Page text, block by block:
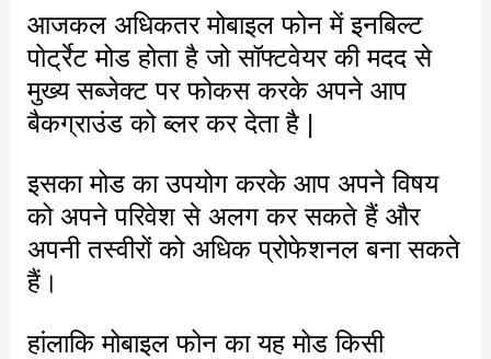
आजकल अधिकतर मोबाइल फोन में इनबिल्ट
पोर्ट्रेट मोड होता है जो सॉफ्टवेयर की मदद से
मुख्य सब्जेक्ट पर फोकस करके अपने आप
बैकग्राउंड को ब्लर कर देता है |
इसका मोड का उपयोग करके आप अपने विषय
को अपने परिवेश से अलग कर सकते हैं और
अपनी तस्वीरों को अधिक प्रोफेशनल बना सकते
हैं।
हांलाकि मोबाइल फोन का यह मोड किसी